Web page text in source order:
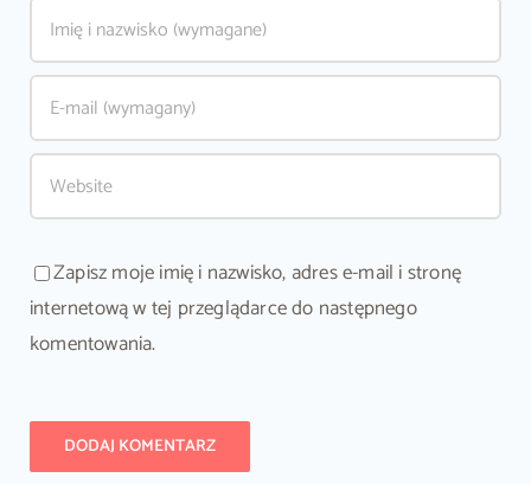
Zapisz moje imię i nazwisko, adres e-mail i stronę
internetową w tej przeglądarce do następnego
komentowania.